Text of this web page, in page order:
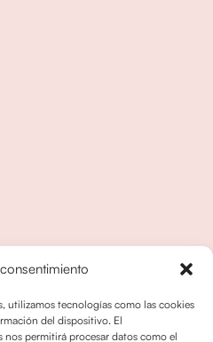
utilizamos tecnologías como las cookies
del dispositivo. El
permitirá procesar datos como el